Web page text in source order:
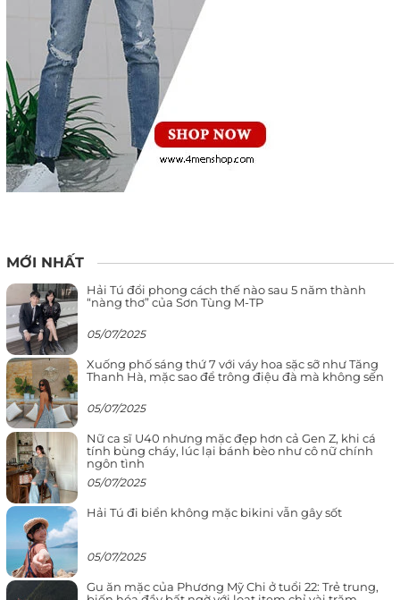
MỚI NHẤT
Hải Tú đổi phong cách thế nào sau 5 năm thành
“nàng thơ” của Sơn Tùng M-TP
05/07/2025
Xuống phố sáng thứ 7 với váy hoa sặc sỡ như Tăng
Thanh Hà, mặc sao để trông điệu đà mà không sến
05/07/2025
Nữ ca sĩ U40 nhưng mặc đẹp hơn cả Gen Z, khi cá
tính bùng cháy, lúc lại bánh bèo như cô nữ chính
ngôn tình
05/07/2025
Hải Tú đi biển không mặc bikini vẫn gây sốt
05/07/2025
Gu ăn mặc của Phương Mỹ Chi ở tuổi 22: Trẻ trung,